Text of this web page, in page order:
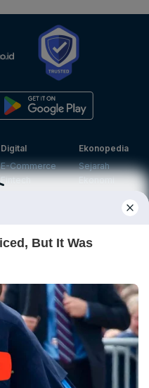
Digital
E-Commerce
Fintech
Ekonopedia
Sejarah
Ekonomi
In-Depth &
Opini
Wawancara
Laporan
Khusus
Video
Katalogue
Foto
Podcast